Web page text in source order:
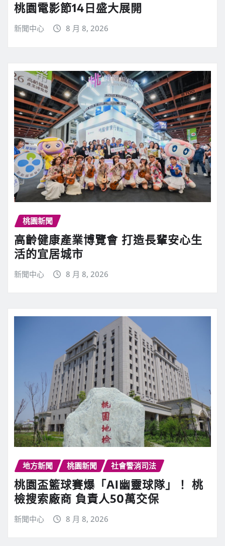
桃園電影節14日盛大展開
新聞中心 8 月 8, 2026
桃園新聞
高齡健康產業博覽會 打造長輩安心生
活的宜居城市
新聞中心 8 月 8, 2026
地方新聞 桃園新聞 社會警消司法
桃園盃籃球賽爆「AI幽靈球隊」！ 桃
檢搜索廠商 負責人50萬交保
新聞中心 8 月 8, 2026